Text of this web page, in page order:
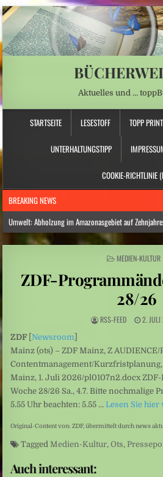
Aktuelles und …
STARTSEITE LESESTOFF TOPP
UNTERHALTUNGSTIPP
COOKIE-RICHTLINIE
BREAKING NEWS
Umwelt: Abholzung im Amazonasgebiet auf
Nordamerika: Westkanadische Provinz ruft wegen
Norwegen: Deutscher Reisebus in Norwegen
Italien: Waldbrand am Gardasee: Mehr als 200
Schüleraustausch: Plötzlich verschwand „Sexuelle
POSTED
MEDIEN-KULTUR
ZDF-
28/26
RSS-FEED 2. JULI
ZDF[Newsroom]
Mainz (ots) – ZDF Mainz, Z
Contentmanagement/Kurzfristplanung,
Mainz, 1. Juli 2026/pl0107n2.docx
Woche 28/26 Sa., 4.7. Bitte nochmalige
5.55 Uhr beachten: 5.55 … Lesen Sie hier
Original-Content von: ZDF, übermittelt durch news
Tagged Medien-Kultur,Ots,
Auch interessant: